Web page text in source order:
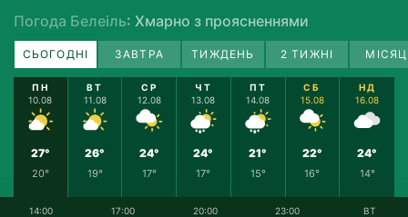
Погода Белеіль: Хмарно з проясненнями
СЬОГОДНІ ЗАВТРА ТИЖДЕНЬ 2 ТИЖНІ
ПН
10.08
27°
20°
ВТ
11.08
26°
19°
СР
12.08
24°
17°
ЧТ
13.08
24°
17°
ПТ
14.08
21°
15°
СБ
15.08
22°
16°
НД
16.08
24°
14°
14:00 17:00 20:00 23:00 ВТ